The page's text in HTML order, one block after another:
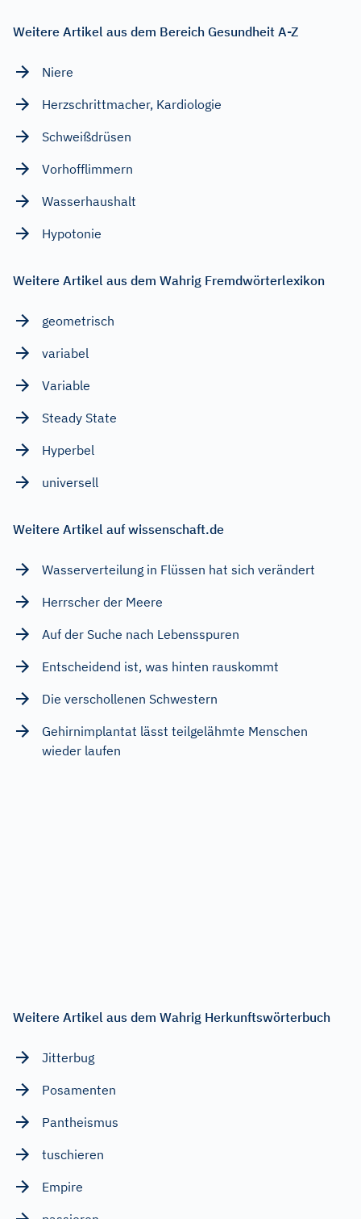
Weitere Artikel aus dem Bereich Gesundheit A-Z
Niere
Herzschrittmacher, Kardiologie
Schweißdrüsen
Vorhofflimmern
Wasserhaushalt
Hypotonie
Weitere Artikel aus dem Wahrig Fremdwörterlexikon
geometrisch
variabel
Variable
Steady State
Hyperbel
universell
Weitere Artikel auf wissenschaft.de
Wasserverteilung in Flüssen hat sich verändert
Herrscher der Meere
Auf der Suche nach Lebensspuren
Entscheidend ist, was hinten rauskommt
Die verschollenen Schwestern
Gehirnimplantat lässt teilgelähmte Menschen
wieder laufen
Weitere Artikel aus dem Wahrig Herkunftswörterbuch
Jitterbug
Posamenten
Pantheismus
tuschieren
Empire